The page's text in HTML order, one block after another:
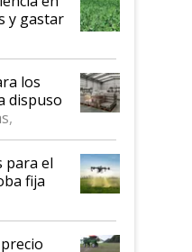
y gastar
los
dispuso
e
para el
fija